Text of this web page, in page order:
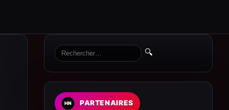
🔍
PARTENAIRES